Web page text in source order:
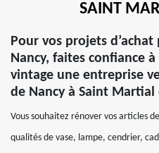
SAINT
Pour vos projets
Nancy, faites confiance
vintage une entreprise
de Nancy à Saint Martial
Vous souhaitez rénover vos articles
qualités de vase, lampe, cendrier,